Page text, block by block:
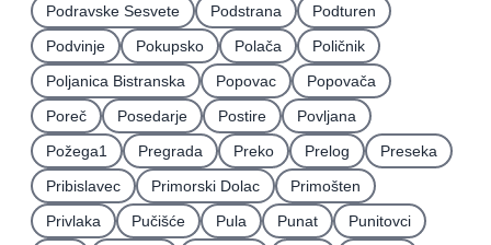
Podravske Sesvete
Podstrana
Podturen
Podvinje
Pokupsko Polača
Poličnik
Poljanica Bistranska
Popovac
Popovača
Poreč
Posedarje Postire
Povljana
Požega1
Pregrada Preko Prelog
Preseka
Pribislavec
Primorski Dolac
Primošten
Privlaka
Pučišće Pula Punat
Punitovci